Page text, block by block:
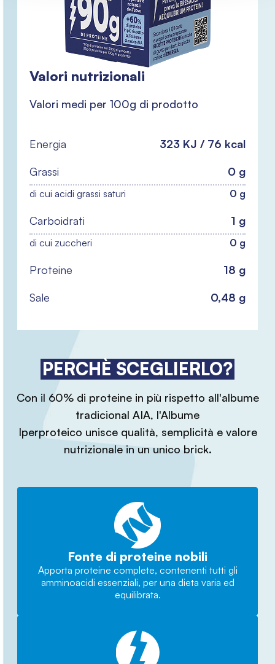
Valori nutrizionali
Valori medi per 100g di prodotto
Energia 323 KJ / 76 kcal
Grassi 0 g
di cui acidi grassi saturi 0 g
Carboidrati 1 g
di cui zuccheri 0 g
Proteine 18 g
Sale 0,48 g
PERCHÈ SCEGLIERLO?
Con il 60% di proteine in più rispetto all'albume
tradicional AIA, l'Albume
Iperproteico unisce qualità, semplicità e valore
nutrizionale in un unico brick.
Fonte di proteine nobili
Apporta proteine complete, contenenti tutti gli
amminoacidi essenziali, per una dieta varia ed
equilibrata.